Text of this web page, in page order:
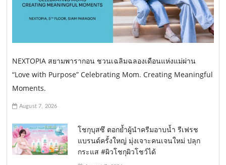
NEXTOPIA สยามพารากอน ชวนเฉลิมฉลองเดือนแห่งแม่ผ่าน
“Love with Purpose” Celebrating Mom. Creating Meaningful
Moments.
August 7, 2026
โชกุบุสซึ ตอกย้ำผู้นำครีมอาบน้ำ รีเฟรช
แบรนด์ครั้งใหญ่ มุ่งเจาะคนเจนใหม่ ปลุก
กระแส #ผิวโชกุผิวโชว์ได้